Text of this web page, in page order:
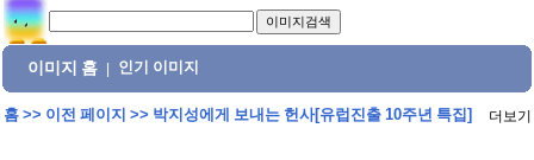
이미지 홈 인기 이미지
홈>> 이전 페이지 >> 박지성에게 보내는 헌사[유럽진출 10주년 특집] 더보기